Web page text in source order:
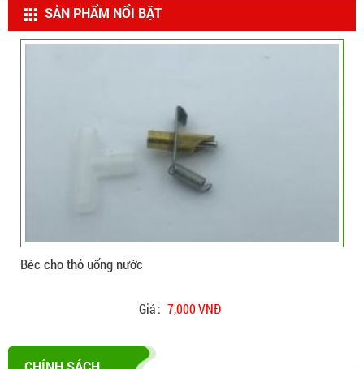
SẢN PHẨM NỔI BẬT
CHI TIẾT
Béc cho heo uống nước
Giá : 19,000 VNĐ
ĐẶT HÀNG